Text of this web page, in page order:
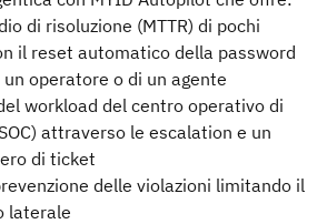
di risoluzione (MTTR) di pochi
il reset automatico della password
operatore o di un agente
workload del centro operativo di
attraverso le escalation e un
di ticket
delle violazioni limitando il
laterale